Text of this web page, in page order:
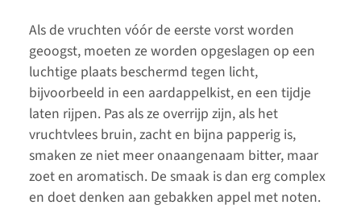
Als de vruchten vóór de eerste vorst worden
geoogst, moeten ze worden opgeslagen op een
luchtige plaats beschermd tegen licht,
bijvoorbeeld in een aardappelkist, en een tijdje
laten rijpen. Pas als ze overrijp zijn, als het
vruchtvlees bruin, zacht en bijna papperig is,
smaken ze niet meer onaangenaam bitter, maar
zoet en aromatisch. De smaak is dan erg complex
en doet denken aan gebakken appel met noten.